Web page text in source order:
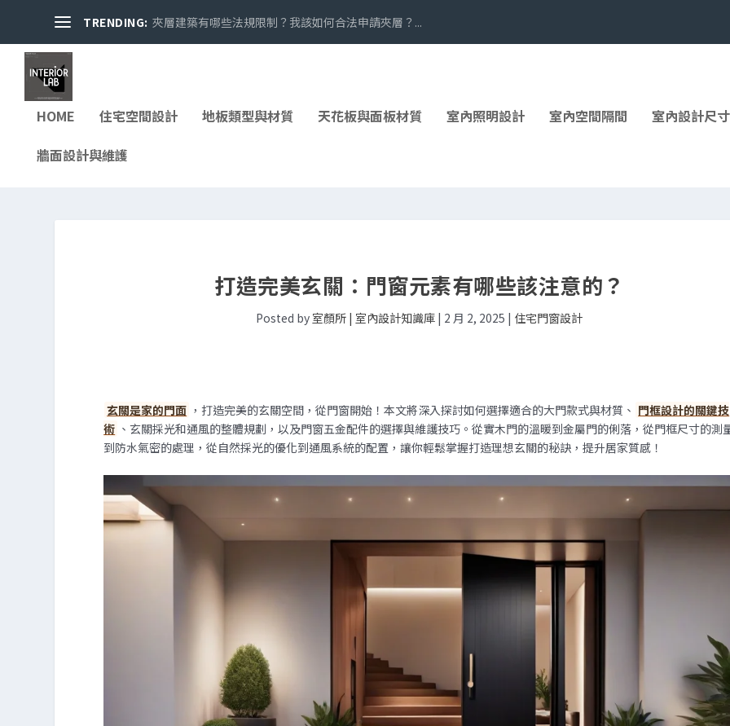
TRENDING: 夾層建築有哪些法規限制？我該如何合法申請夾層？...
HOME 住宅空間設計 地板類型與材質 天花板與面板材質 室內照明設計 室內空間隔間
室內設計尺寸
牆面設計與維護
打造完美玄關：門窗元素有哪些該注意的？
Posted by 室顏所 | 室內設計知識庫 | 2 月 2, 2025 | 住宅門窗設計
玄關是家的門面 ，打造完美的玄關空間，從門窗開始！本文將深入探討如何選擇適合的大門款式與材質、 門框設計的關鍵技
術 、玄關採光和通風的整體規劃，以及門窗五金配件的選擇與維護技巧。從實木門的溫暖到金屬門的俐落，從門框尺寸的測
到防水氣密的處理，從自然採光的優化到通風系統的配置，讓你輕鬆掌握打造理想玄關的秘訣，提升居家質感！